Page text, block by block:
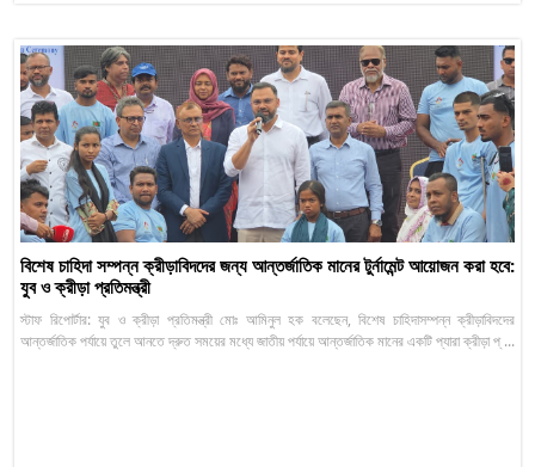
বিশেষ চাহিদা সম্পন্ন ক্রীড়াবিদদের জন্য আন্তর্জাতিক মানের টুর্নামেন্ট আয়োজন করা হবে:
যুব ও ক্রীড়া প্রতিমন্ত্রী
স্টাফ রিপোর্টার: যুব ও ক্রীড়া প্রতিমন্ত্রী মোঃ আমিনুল হক বলেছেন, বিশেষ চাহিদাসম্পন্ন ক্রীড়াবিদদের
আন্তর্জাতিক পর্যায়ে তুলে আনতে দ্রুত সময়ের মধ্যে জাতীয় পর্যায়ে আন্তর্জাতিক মানের একটি প্যারা ক্রীড়া প্ ...